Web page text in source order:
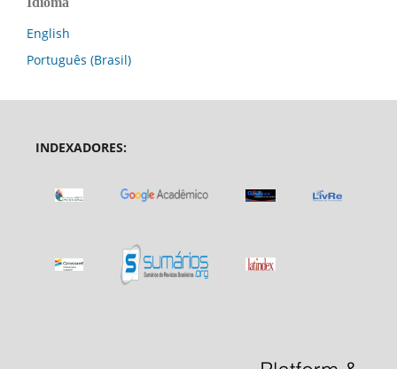
English
Português (Brasil)
INDEXADORES: